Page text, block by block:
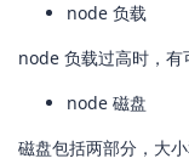
node 负载
node 负载过高时，有
node 磁盘
磁盘包括两部分，大小